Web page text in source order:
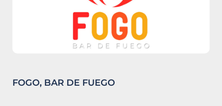
FOGO, BAR DE FUEGO